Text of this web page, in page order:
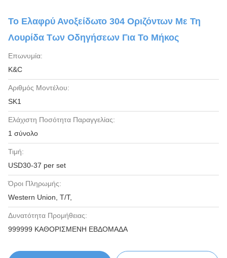
Το Ελαφρύ Ανοξείδωτο 304 Οριζόντων Με Τη
Λουρίδα Των Οδηγήσεων Για Το Μήκος
Επωνυμία:
K&C
Αριθμός Μοντέλου:
SK1
Ελάχιστη Ποσότητα Παραγγελίας:
1 σύνολο
Τιμή:
USD30-37 per set
Όροι Πληρωμής:
Western Union, T/T,
Δυνατότητα Προμήθειας:
999999 ΚΑΘΟΡΙΣΜΕΝΗ ΕΒΔΟΜΑΔΑ